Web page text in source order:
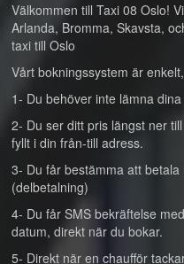
Välkommen till Taxi 08 Oslo!
Arlanda, Bromma, Skavsta,
taxi till Oslo
Vårt bokningssystem är
1- Du behöver inte lämna
2- Du ser ditt pris längst ner
fyllt i din från-till adress.
3- Du får bestämma att
(delbetalning)
4- Du får SMS bekräftelse
datum, direkt när du bokar.
5- Direkt när en chaufför